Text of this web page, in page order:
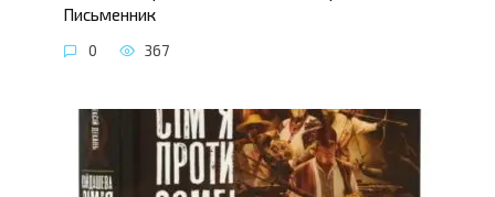
Письменник
0 367